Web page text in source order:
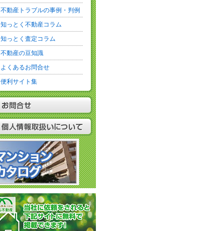
不動産トラブルの事例・判例
知っとく不動産コラム
知っとく査定コラム
不動産の豆知識
よくあるお問合せ
便利サイト集